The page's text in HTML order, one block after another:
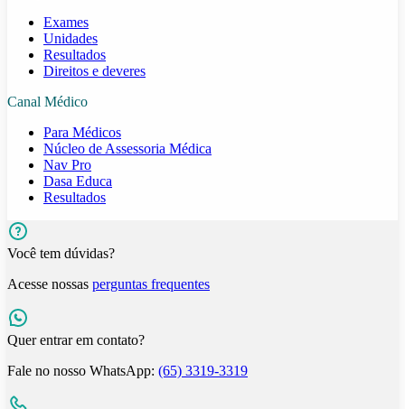
Exames
Unidades
Resultados
Direitos e deveres
Canal Médico
Para Médicos
Núcleo de Assessoria Médica
Nav Pro
Dasa Educa
Resultados
Você tem dúvidas?
Acesse nossas perguntas frequentes
Quer entrar em contato?
Fale no nosso WhatsApp: (65) 3319-3319